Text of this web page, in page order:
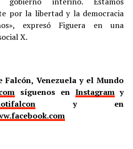
por la libertad y la democracia
expresó Figuera en una
X.
Falcón, Venezuela y el Mundo
síguenos en Instagramy
y en